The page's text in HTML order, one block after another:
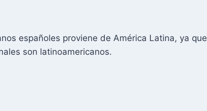
españoles proviene de América Latina, ya que
son latinoamericanos.